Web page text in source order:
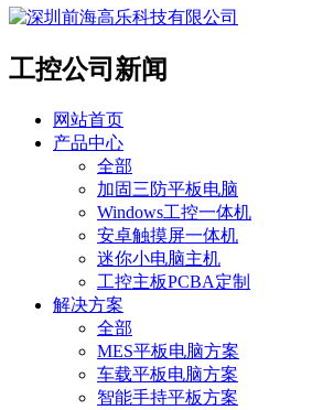
工控公司新闻
网站首页
产品中心
全部
加固三防平板电脑
Windows工控一体机
安卓触摸屏一体机
迷你小电脑主机
工控主板PCBA定制
解决方案
全部
MES平板电脑方案
车载平板电脑方案
智能手持平板方案